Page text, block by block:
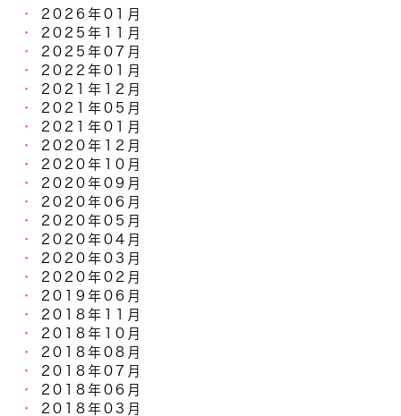
2026年01月
2025年11月
2025年07月
2022年01月
2021年12月
2021年05月
2021年01月
2020年12月
2020年10月
2020年09月
2020年06月
2020年05月
2020年04月
2020年03月
2020年02月
2019年06月
2018年11月
2018年10月
2018年08月
2018年07月
2018年06月
2018年03月